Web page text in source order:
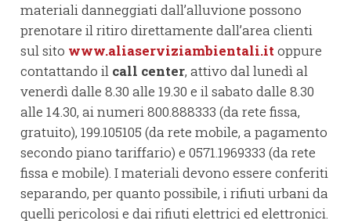
materiali danneggiati dall’alluvione possono
prenotare il ritiro direttamente dall’area clienti
sul sito www.aliaserviziambientali.itoppure
contattando il call center, attivo dal lunedì al
venerdì dalle 8.30 alle 19.30 e il sabato dalle 8.30
alle 14.30, ai numeri 800.888333 (da rete fissa,
gratuito), 199.105105 (da rete mobile, a pagamento
secondo piano tariffario) e 0571.1969333 (da rete
fissa e mobile). I materiali devono essere conferiti
separando, per quanto possibile, i rifiuti urbani da
quelli pericolosi e dai rifiuti elettrici ed elettronici.